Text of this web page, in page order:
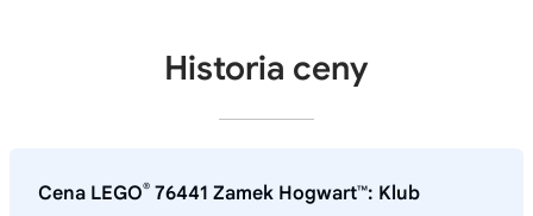
Historia ceny
Cena LEGO® 76441 Zamek Hogwart™: Klub